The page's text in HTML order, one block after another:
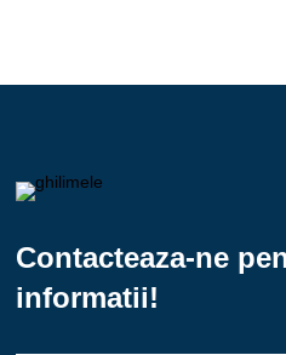
Contacteaza-ne
informatii!